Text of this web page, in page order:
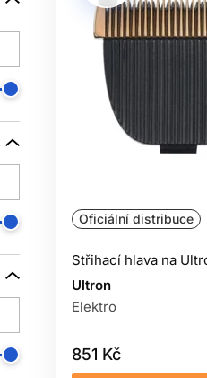
Oficiální distribuce
Střihací hlava na
Ultron
Elektro
851 Kč